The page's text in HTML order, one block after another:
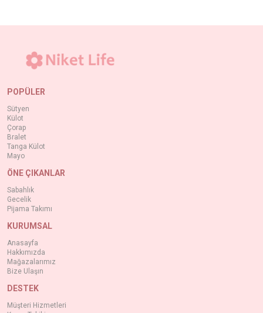
POPÜLER
Sütyen
Külot
Çorap
Bralet
Tanga Külot
Mayo
ÖNE ÇIKANLAR
Sabahlık
Gecelik
Pijama Takımı
KURUMSAL
Anasayfa
Hakkımızda
Mağazalarımız
Bize Ulaşın
DESTEK
Müşteri Hizmetleri